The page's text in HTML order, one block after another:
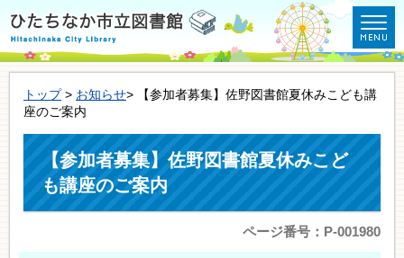
トップ> お知らせ> 【参加者募集】佐野図書館夏休みこども講
座のご案内
【参加者募集】佐野図書館夏休みこど
も講座のご案内
ページ番号：P-001980